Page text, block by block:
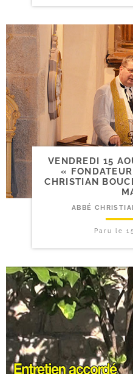
VENDREDI 15
«
CHRISTIAN
ABBÉ
Paru le